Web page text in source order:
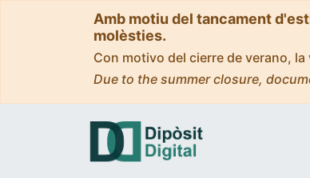
Amb motiu del tancament
molèsties.
Con motivo del cierre de verano,
Due to the summer closure,